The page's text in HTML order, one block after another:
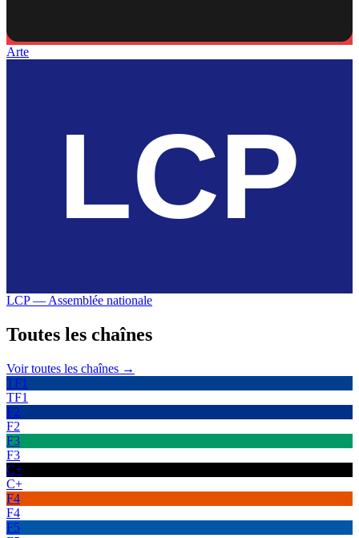
Arte
LCP — Assemblée nationale
Toutes les chaînes
Voir toutes les chaînes →
TF1
TF1
F2
F2
F3
F3
C+
C+
F4
F4
F5